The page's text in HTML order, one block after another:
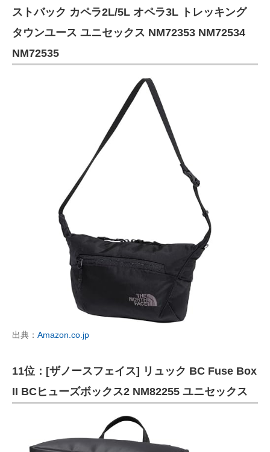
ストバック カペラ2L/5L オペラ3L トレッキング
タウンユース ユニセックス NM72353 NM72534
NM72535
出典： Amazon.co.jp
11位：[ザノースフェイス] リュック BC Fuse Box
II BCヒューズボックス2 NM82255 ユニセックス